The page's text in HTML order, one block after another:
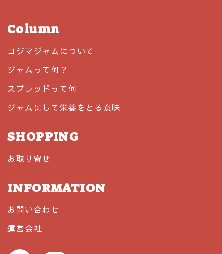
Column
コジマジャムについて
ジャムって何？
スプレッドって何
ジャムにして栄養をとる意味
SHOPPING
お取り寄せ
INFORMATION
お問い合わせ
運営会社